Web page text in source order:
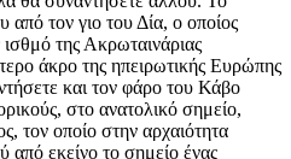
τον γιο του Δία, ο οποίος
της Ακρωταινάριας
άκρο της ηπειρωτικής Ευρώπης
και τον φάρο του Κάβο
στο ανατολικό σημείο,
τον οποίο στην αρχαιότητα
εκείνο το σημείο ένας